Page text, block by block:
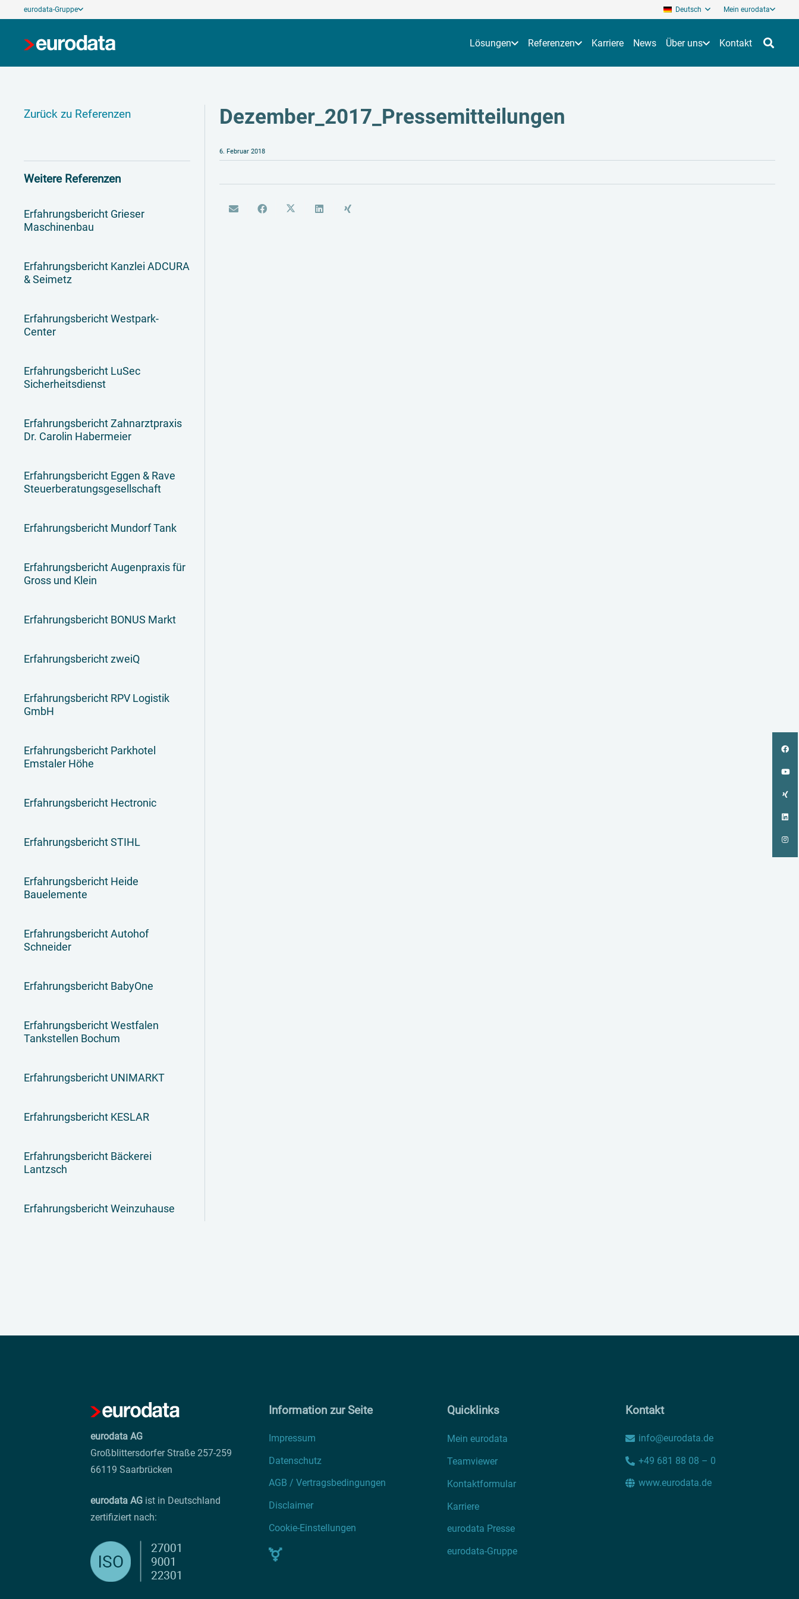
eurodata-Gruppe Deutsch Mein eurodata
Lösungen Referenzen Karriere News Über uns Kontakt
Zurück zu Referenzen
Weitere Referenzen
Erfahrungsbericht Grieser
Maschinenbau
Erfahrungsbericht Kanzlei ADCURA
& Seimetz
Erfahrungsbericht Westpark-
Center
Erfahrungsbericht LuSec
Sicherheitsdienst
Erfahrungsbericht Zahnarztpraxis
Dr. Carolin Habermeier
Erfahrungsbericht Eggen & Rave
Steuerberatungsgesellschaft
Erfahrungsbericht Mundorf Tank
Erfahrungsbericht Augenpraxis für
Gross und Klein
Erfahrungsbericht BONUS Markt
Erfahrungsbericht zweiQ
Erfahrungsbericht RPV Logistik
GmbH
Erfahrungsbericht Parkhotel
Emstaler Höhe
Erfahrungsbericht Hectronic
Erfahrungsbericht STIHL
Erfahrungsbericht Heide
Bauelemente
Erfahrungsbericht Autohof
Schneider
Erfahrungsbericht BabyOne
Erfahrungsbericht Westfalen
Tankstellen Bochum
Erfahrungsbericht UNIMARKT
Erfahrungsbericht KESLAR
Erfahrungsbericht Bäckerei
Lantzsch
Erfahrungsbericht Weinzuhause
Dezember_2017_Pressemitteilungen
6. Februar 2018
eurodata AG
Großblittersdorfer Straße 257-259
66119 Saarbrücken
eurodata AG ist in Deutschland
zertifiziert nach:
Information zur Seite
Impressum
Datenschutz
AGB / Vertragsbedingungen
Disclaimer
Cookie-Einstellungen
Quicklinks
Mein eurodata
Teamviewer
Kontaktformular
Karriere
eurodata Presse
eurodata-Gruppe
Kontakt
info@eurodata.de
+49 681 88 08 – 0
www.eurodata.de